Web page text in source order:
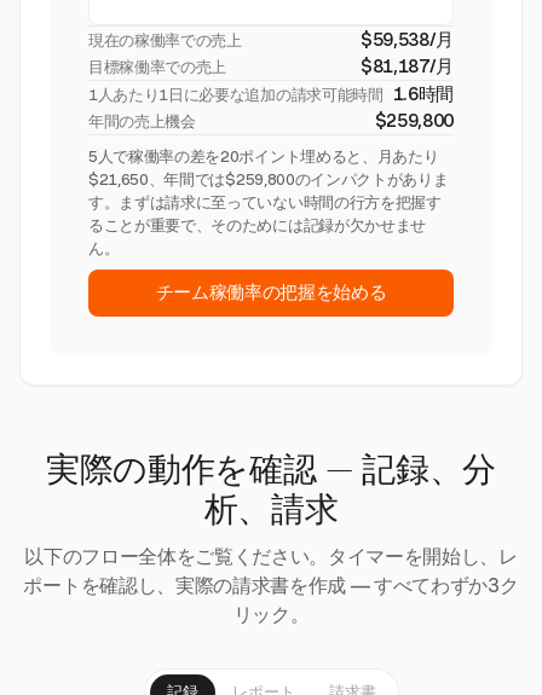
現在の稼働率での売上 $59,538/月
目標稼働率での売上 $81,187/月
1人あたり1日に必要な追加の請求可能時間 1.6時間
年間の売上機会 $259,800
5人で稼働率の差を20ポイント埋めると、月あたり
$21,650、年間では$259,800のインパクトがありま
す。まずは請求に至っていない時間の行方を把握す
ることが重要で、そのためには記録が欠かせませ
ん。
チーム稼働率の把握を始める
実際の動作を確認 — 記録、分
析、請求
以下のフロー全体をご覧ください。タイマーを開始し、レ
ポートを確認し、実際の請求書を作成 — すべてわずか3ク
リック。